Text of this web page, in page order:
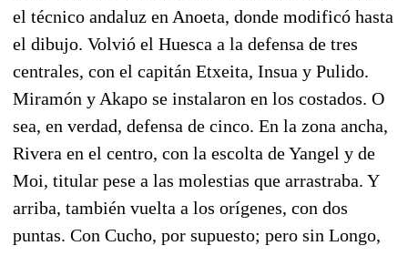
el técnico andaluz en Anoeta, donde modificó hasta
el dibujo. Volvió el Huesca a la defensa de tres
centrales, con el capitán Etxeita, Insua y Pulido.
Miramón y Akapo se instalaron en los costados. O
sea, en verdad, defensa de cinco. En la zona ancha,
Rivera en el centro, con la escolta de Yangel y de
Moi, titular pese a las molestias que arrastraba. Y
arriba, también vuelta a los orígenes, con dos
puntas. Con Cucho, por supuesto; pero sin Longo,